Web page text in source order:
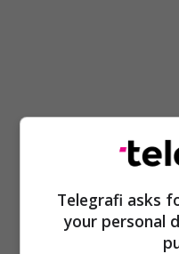
Telegrafi asks
your personal